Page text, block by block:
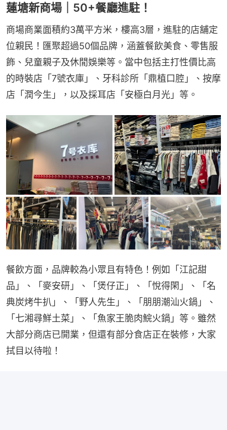
蓮塘新商場｜50+餐廳進駐！
商場商業面積約3萬平方米，樓高3層，進駐的店舖定
位親民！匯聚超過50個品牌，涵蓋餐飲美食、零售服
飾、兒童親子及休閒娛樂等。當中包括主打性價比高
的時裝店「7號衣庫」、牙科診所「鼎植口腔」、按摩
店「潤今生」，以及採耳店「安極白月光」等。
餐飲方面，品牌較為小眾且有特色！例如「江記甜
品」、「麥安研」、「煲仔正」、「悅得閑」、「名
典炭烤牛扒」、「野人先生」、「朋朋潮汕火鍋」、
「七湘尋鮮土菜」、「魚家王脆肉鯇火鍋」等。雖然
大部分商店已開業，但還有部分食店正在裝修，大家
拭目以待啦！